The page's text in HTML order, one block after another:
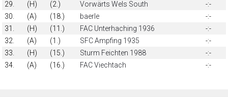
29.
(H) (2.) Vorwärts Wels South
-:-
30.
(A) (18.) baerle
-:-
31.
(H) (11.) FAC Unterhaching 1936
-:-
32.
(A) (1.) SFC Ampfing 1935
-:-
33.
(H) (15.) Sturm Feichten 1988
-:-
34.
(A) (16.) FAC Viechtach -:-